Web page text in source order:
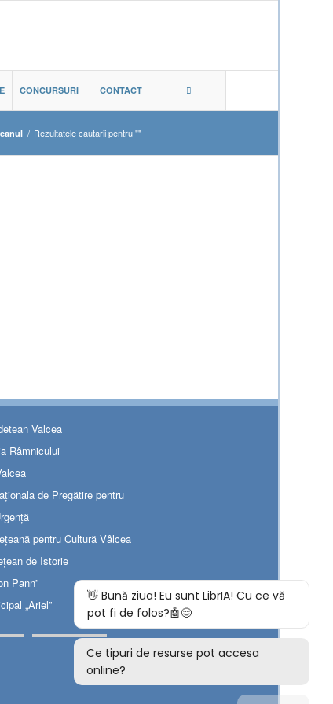
CONCURSURI CONTACT
/ Rezultatele cautarii pentru ""
Valcea
Râmnicului
de Pregătire pentru
pentru Cultură Vâlcea
de Istorie
Pann”
„Ariel”